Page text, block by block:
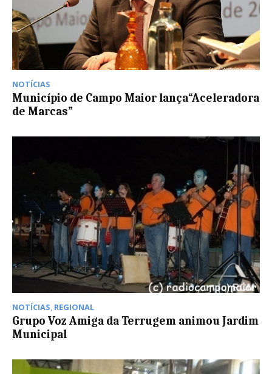
NOTÍCIAS
Município de Campo Maior lança“Aceleradora
de Marcas”
NOTÍCIAS, REGIONAL
Grupo Voz Amiga da Terrugem animou Jardim
Municipal